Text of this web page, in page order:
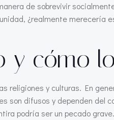
de sobrevivir
¿realmente merecería
y cómo
religiones y culturas. En
son difusos y dependen
podría ser un pecado grave.